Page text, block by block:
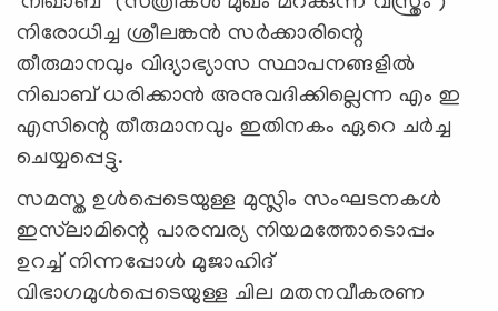
നിരോധിച്ച ശ്രീലങ്കൻ സർക്കാരിന്റെ
തീരുമാനവും വിദ്യാഭ്യാസ സ്ഥാപനങ്ങളിൽ
നിഖാബ് ധരിക്കാൻ അനുവദിക്കില്ലെന്ന എം ഇ
എസിന്റെ തീരുമാനവും ഇതിനകം ഏറെ ചർച്ച
ചെയ്യപ്പെട്ടു.
സമസ്ത ഉൾപ്പെടെയുള്ള മുസ്ലിം സംഘടനകൾ
ഇസ്‌ലാമിന്റെ പാരമ്പര്യ നിയമത്തോടൊപ്പം
ഉറച്ച് നിന്നപ്പോൾ മുജാഹിദ്
വിഭാഗമുൾപ്പെടെയുള്ള ചില മതനവീകരണ